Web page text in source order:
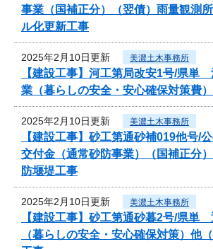
事業（国補正分）（翌債）雨量観測
ル化更新工事
2025年2月10日更新 美濃土木事務所
【建設工事】河工第局改安1号/県単
業（暮らしの安全・安心確保対策費
2025年2月10日更新 美濃土木事務所
【建設工事】砂工第通砂補019他号/
交付金（通常砂防事業）（国補正分
防堰堤工事
2025年2月10日更新 美濃土木事務所
【建設工事】砂工第通砂暮2号/県単
（暮らしの安全・安心確保対策）他